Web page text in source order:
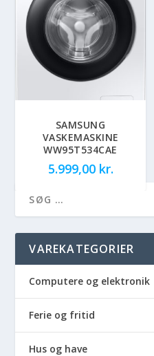
SAMSUNG
VASKEMASKINE
WW95T534CAE
5.999,00 kr.
VAREKATEGORIER
Computere og elektronik
Ferie og fritid
Hus og have